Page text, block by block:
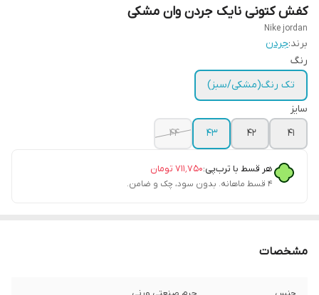
کفش کتونی نایک جردن وان مشکی
Nike jordan
برند:جردن
رنگ
تک رنگ(مشکی/سبز)
سایز
۴۱
۴۲ ۴۳ ۴۴
هر قسط با ترب‌پی:۷۱۱٬۷۵۰ تومان
۴ قسط ماهانه. بدون سود، چک و ضامن.
مشخصات